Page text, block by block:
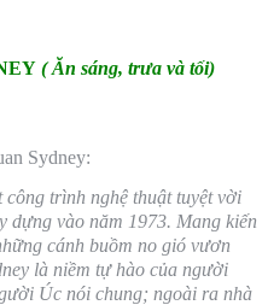
( Ăn sáng, trưa và tối)
Sydney:
công trình nghệ thuật tuyệt vời
dựng vào năm 1973. Mang kiến
cánh buồm no gió vươn
là niềm tự hào của người
Úc nói chung; ngoài ra nhà